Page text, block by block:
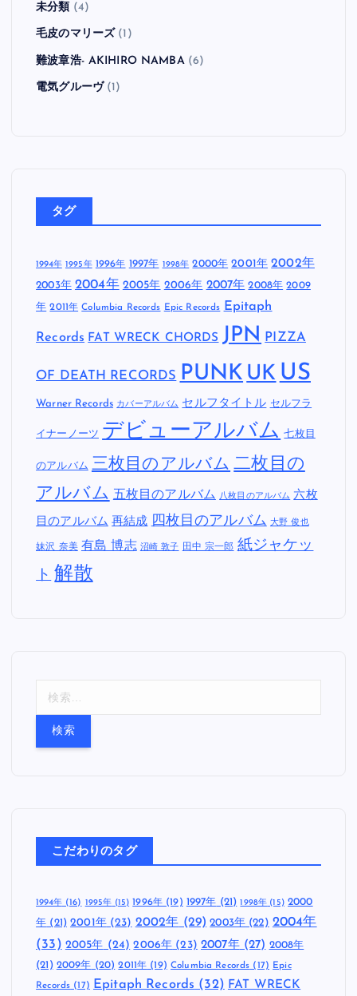
未分類 (4)
毛皮のマリーズ (1)
難波章浩- AKIHIRO NAMBA(6)
電気グルーヴ(1)
タグ
1994年 1995年 1996年 1997年 1998年 2000年 2001年 2002年
2003年 2004年 2005年 2006年 2007年 2008年 2009
年 2011年 Columbia Records Epic Records Epitaph
Records FAT WRECK CHORDS JPN PIZZA
OF DEATH RECORDS PUNK UK US
Warner Records カバーアルバム セルフタイトル セルフラ
イナーノーツ デビューアルバム 七枚目
のアルバム 三枚目のアルバム 二枚目の
アルバム 五枚目のアルバム 八枚目のアルバム 六枚
目のアルバム 再結成 四枚目のアルバム 大野 俊也
妹沢 奈美 有島 博志 沼崎 敦子 田中 宗一郎 紙ジャケッ
ト 解散
こだわりのタグ
1994年(16) 1995年 (15) 1996年(19) 1997年 (21) 1998年 (15) 2000
年 (21) 2001年(23) 2002年 (29) 2003年 (22) 2004年
(33) 2005年 (24) 2006年 (23) 2007年(27) 2008年
(21) 2009年 (20) 2011年 (19) Columbia Records (17) Epic
Records (17) Epitaph Records (32) FAT WRECK